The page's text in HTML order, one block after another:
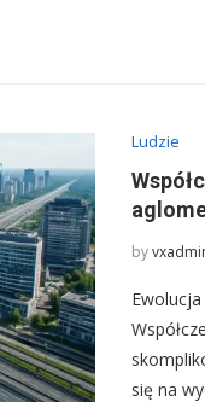
Ludzie
by
się na